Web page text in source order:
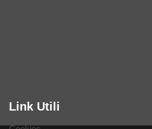
Link Utili